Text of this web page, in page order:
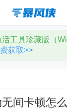
工具珍藏版（
获取>>
间卡顿怎